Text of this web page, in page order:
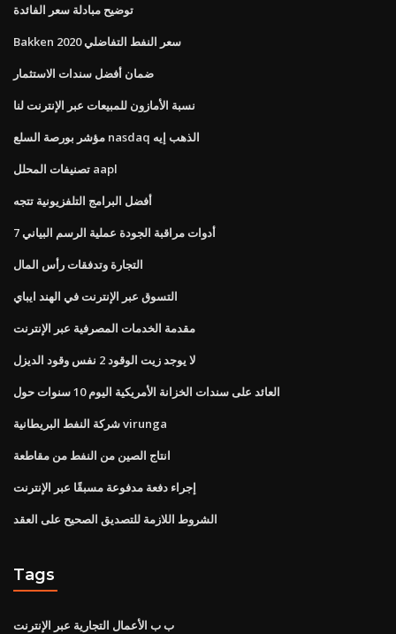
توضيح مبادلة سعر الفائدة
Bakken سعر النفط التفاضلي 2020
ضمان أفضل سندات الاستثمار
نسبة الأمازون للمبيعات عبر الإنترنت لنا
مؤشر بورصة السلع nasdaq الذهب إيه
تصنيفات المحلل aapl
أفضل البرامج التلفزيونية تتجه
7 أدوات مراقبة الجودة عملية الرسم البياني
التجارة وتدفقات رأس المال
التسوق عبر الإنترنت في الهند ايباي
مقدمة الخدمات المصرفية عبر الإنترنت
لا يوجد زيت الوقود 2 نفس وقود الديزل
العائد على سندات الخزانة الأمريكية اليوم 10 سنوات حول
شركة النفط البريطانية virunga
انتاج الصين من النفط من مقاطعة
إجراء دفعة مدفوعة مسبقًا عبر الإنترنت
الشروط اللازمة للتصديق الصحيح على العقد
Tags
ب ب الأعمال التجارية عبر الإنترنت